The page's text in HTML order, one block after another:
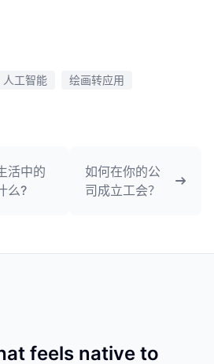
人工智能
绘画转应用
活中的
么?
如何在你的公
司成立工会？
feels native to